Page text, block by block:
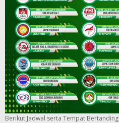
Berikut Jadwal serta Tempat Bertanding